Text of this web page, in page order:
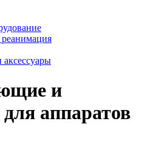
реанимация
и
аппаратов